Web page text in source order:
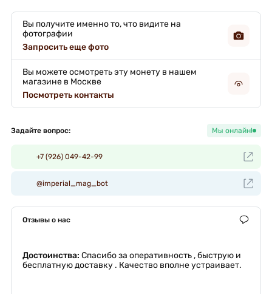
Вы получите именно то, что видите на
фотографии
Запросить еще фото
Вы можете осмотреть эту монету в нашем
магазине в Москве
Посмотреть контакты
Задайте вопрос: Мы онлайн!
+7 (926) 049-42-99
@imperial_mag_bot
Отзывы о нас
Достоинства: Спасибо за оперативность , быструю и
бесплатную доставку . Качество вполне устраивает.